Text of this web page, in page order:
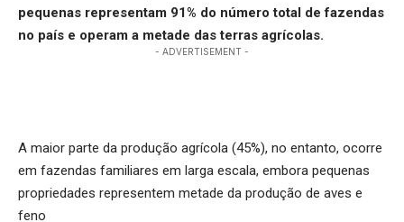
pequenas representam 91% do número total de fazendas
no país e operam a metade das terras agrícolas.
- ADVERTISEMENT -
A maior parte da produção agrícola (45%), no entanto, ocorre
em fazendas familiares em larga escala, embora pequenas
propriedades representem metade da produção de aves e
feno